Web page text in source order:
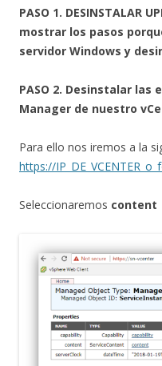
PASO 1. DESINSTALAR
mostrar los pasos
servidor Windows y
PASO 2. Desinstalar las
Manager de nuestro
Para ello nos iremos a la
https://
Seleccionaremos content